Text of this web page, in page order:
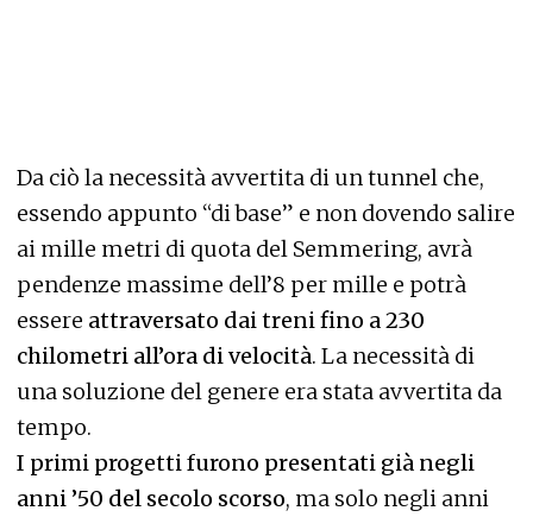
Da ciò la necessità avvertita di un tunnel che,
essendo appunto “di base” e non dovendo salire
ai mille metri di quota del Semmering, avrà
pendenze massime dell’8 per mille e potrà
essere attraversato dai treni fino a 230
chilometri all’ora di velocità. La necessità di
una soluzione del genere era stata avvertita da
tempo.
I primi progetti furono presentati già negli
anni ’50 del secolo scorso, ma solo negli anni